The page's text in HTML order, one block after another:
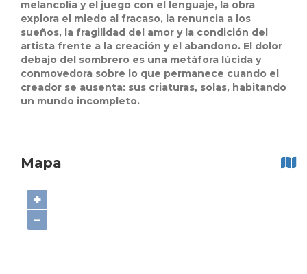
melancolía y el juego con el lenguaje, la obra
explora el miedo al fracaso, la renuncia a los
sueños, la fragilidad del amor y la condición del
artista frente a la creación y el abandono. El dolor
debajo del sombrero es una metáfora lúcida y
conmovedora sobre lo que permanece cuando el
creador se ausenta: sus criaturas, solas, habitando
un mundo incompleto.
Mapa
+
−